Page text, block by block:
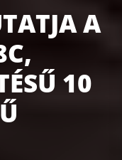
A
10